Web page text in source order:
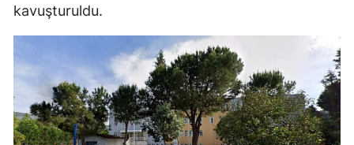
kavuşturuldu.